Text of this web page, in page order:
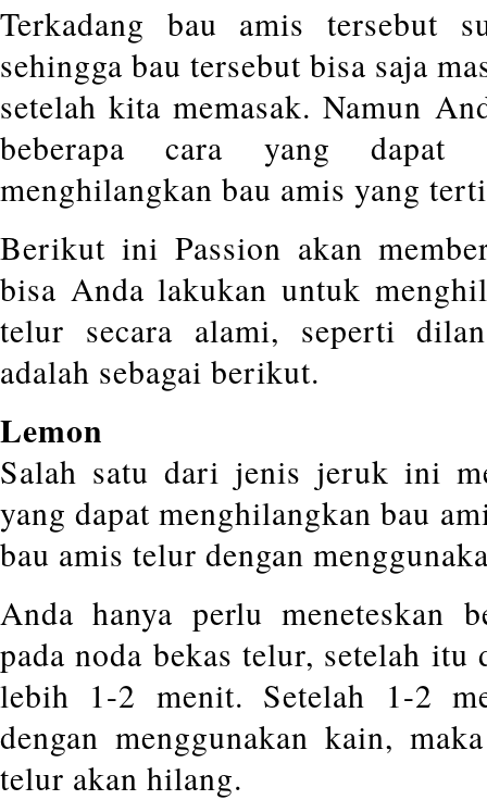
Terkadang bau amis tersebut
sehingga bau tersebut bisa saja
setelah kita memasak. Namun
beberapa cara yang
menghilangkan bau amis yang
Berikut ini Passion akan
bisa Anda lakukan untuk
telur secara alami, seperti
adalah sebagai berikut.
Lemon
Salah satu dari jenis jeruk ini
yang dapat menghilangkan bau
bau amis telur dengan
Anda hanya perlu meneteskan
pada noda bekas telur, setelah itu
lebih 1-2 menit. Setelah 1-2
dengan menggunakan kain,
telur akan hilang.